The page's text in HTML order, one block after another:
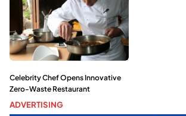
Celebrity Chef Opens Innovative
Zero-Waste Restaurant
ADVERTISING